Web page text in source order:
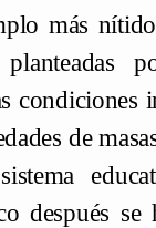
más
condiciones
de
después se